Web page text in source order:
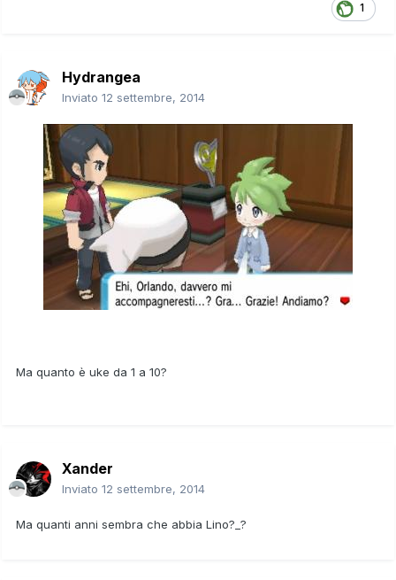
1
Hydrangea
Inviato 12 settembre, 2014
Ma quanto è uke da 1 a 10?
Xander
Inviato 12 settembre, 2014
Ma quanti anni sembra che abbia Lino?_?